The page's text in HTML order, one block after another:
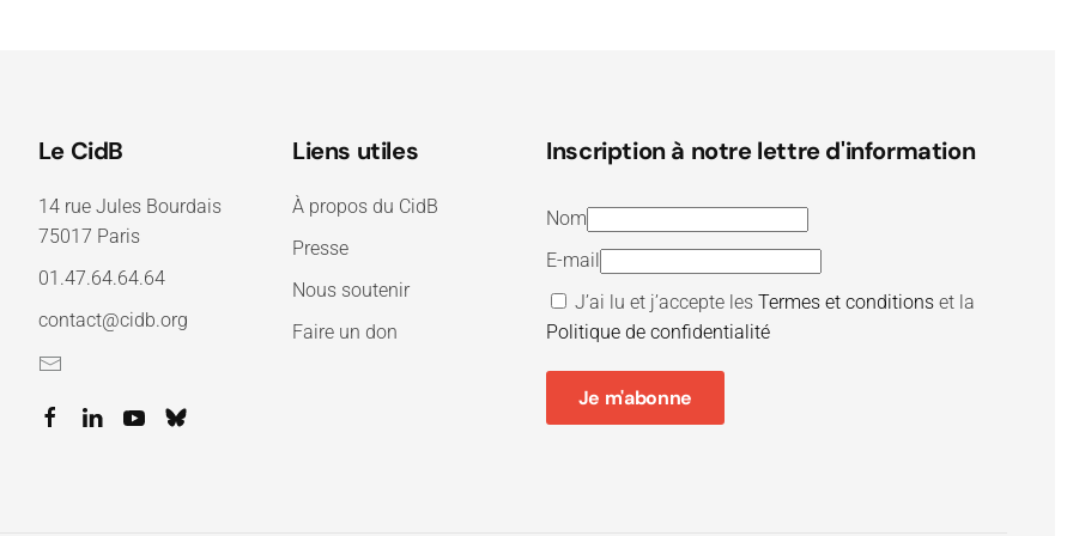
Le CidB
14 rue Jules Bourdais
75017 Paris
01.47.64.64.64
contact@cidb.org
Liens utiles
À propos du CidB
Presse
Nous soutenir
Faire un don
Inscription à notre lettre d'information
Nom
E-mail
J’ai lu et j’accepte lesTermes et conditions et la
Politique de confidentialité
Je m'abonne